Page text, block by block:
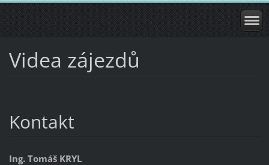
Videa zájezdů
Kontakt
Ing. Tomáš KRYL